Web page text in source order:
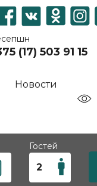
(17) 503 91 15
Новости
Гостей